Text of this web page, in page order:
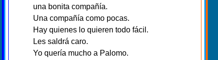
una bonita compañía.
Una compañía como pocas.
Hay quienes lo quieren todo fácil.
Les saldrá caro.
Yo quería mucho a Palomo.